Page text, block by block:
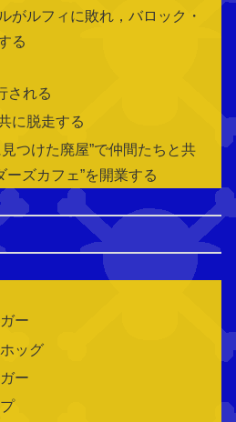
ルフィに敗れ，バロック・
る
される
に脱走する
つけた廃屋”で仲間たちと共
ーズカフェ”を開業する
ー
ッグ
ー